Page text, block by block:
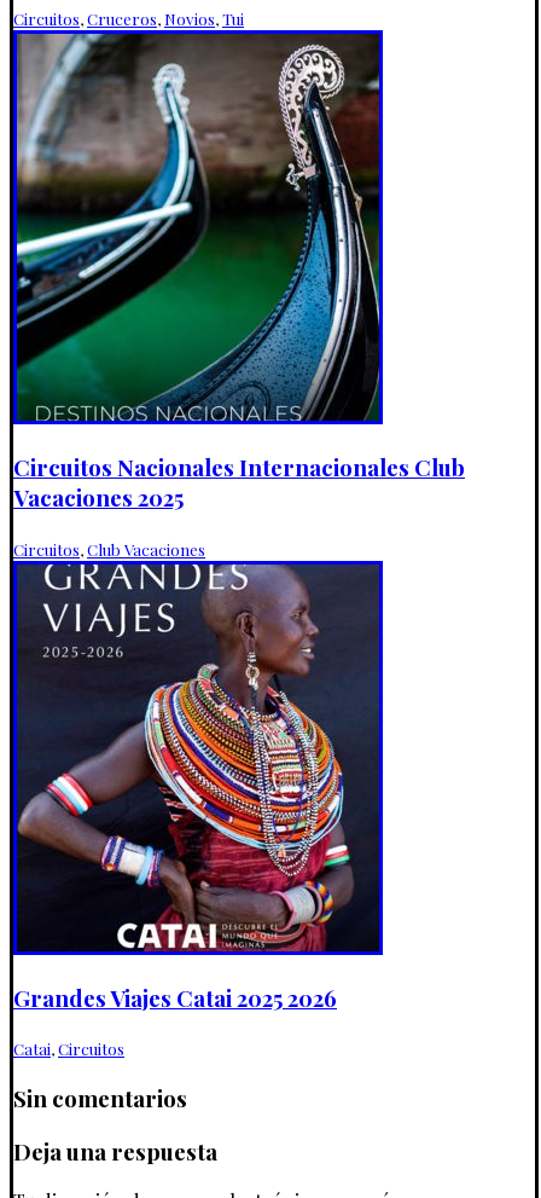
Circuitos,Cruceros, Novios,Tui
Circuitos Nacionales Internacionales Club
Vacaciones 2025
Circuitos,Club Vacaciones
Grandes Viajes Catai 2025 2026
Catai,Circuitos
Sin comentarios
Deja una respuesta